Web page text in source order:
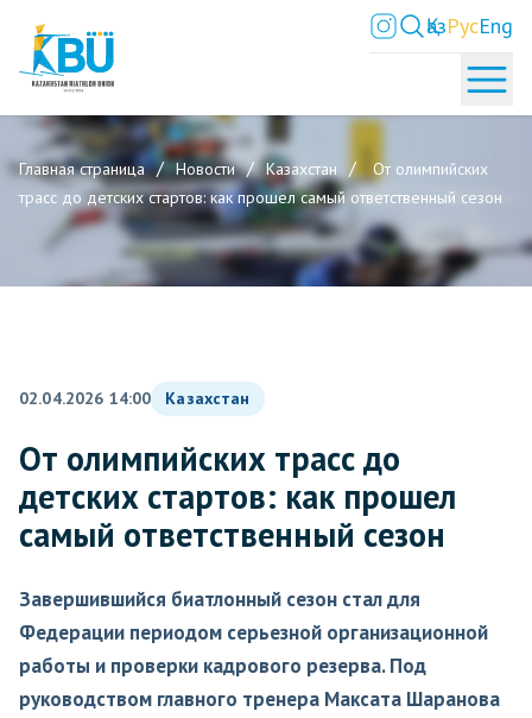
ҚазРусEng
Главная страница Новости Казахстан
От олимпийских
трасс до детских стартов: как прошел самый ответственный сезон
02.04.2026 14:00 Казахстан
От олимпийских трасс до
детских стартов: как прошел
самый ответственный сезон
Завершившийся биатлонный сезон стал для
Федерации периодом серьезной организационной
работы и проверки кадрового резерва. Под
руководством главного тренера Максата Шаранова